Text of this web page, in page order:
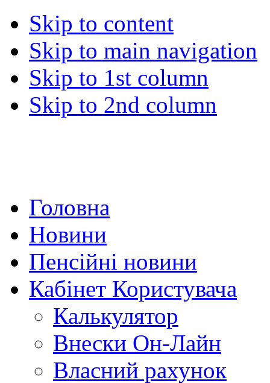
Skip to content
Skip to main navigation
Skip to 1st column
Skip to 2nd column
Головна
Новини
Пенсійні новини
Кабінет Користувача
Калькулятор
Внески Он-Лайн
Власний рахунок